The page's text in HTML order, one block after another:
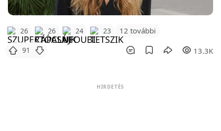
26 26 24 23 12 további
91 13.3K
HIRDETÉS